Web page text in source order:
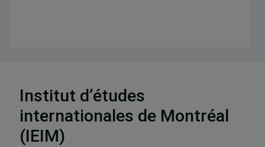
45 résultats
Institut d’études
internationales de Montréal
(IEIM)